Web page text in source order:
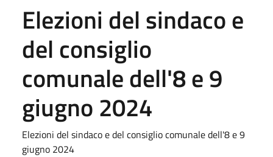
Elezioni del sindaco e
del consiglio
comunale dell'8 e 9
giugno 2024
Elezioni del sindaco e del consiglio comunale dell'8 e 9
giugno 2024